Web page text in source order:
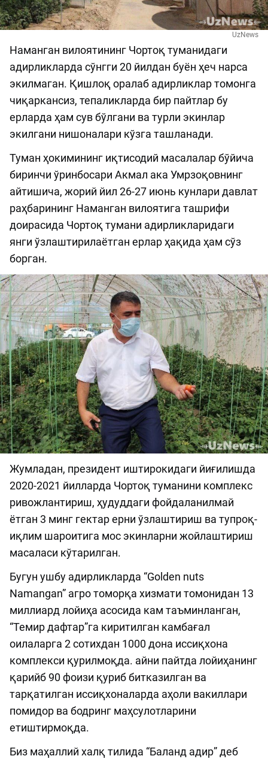
UzNews
Наманган вилоятининг Чортоқ туманидаги
адирликларда сўнгги 20 йилдан буён ҳеч нарса
экилмаган. Қишлоқ оралаб адирликлар томонга
чиқаркансиз, тепаликларда бир пайтлар бу
ерларда ҳам сув бўлгани ва турли экинлар
экилгани нишоналари кўзга ташланади.
Туман ҳокимининг иқтисодий масалалар бўйича
биринчи ўринбосари Акмал ака Умрзоқовнинг
айтишича, жорий йил 26-27 июнь кунлари давлат
раҳбарининг Наманган вилоятига ташрифи
доирасида Чортоқ тумани адирликларидаги
янги ўзлаштирилаётган ерлар ҳақида ҳам сўз
борган.
Жумладан, президент иштирокидаги йиғилишда
2020-2021 йилларда Чортоқ туманини комплекс
ривожлантириш, ҳудуддаги фойдаланилмай
ётган 3 минг гектар ерни ўзлаштириш ва тупроқ-
иқлим шароитига мос экинларни жойлаштириш
масаласи кўтарилган.
Бугун ушбу адирликларда “Golden nuts
Namangan” агро томорқа хизмати томонидан 13
миллиард лойиҳа асосида кам таъминланган,
“Темир дафтар”га киритилган камбағал
оилаларга 2 сотихдан 1000 дона иссиқхона
комплекси қурилмоқда. айни пайтда лойиҳанинг
қарийб 90 фоизи қуриб битказилган ва
тарқатилган иссиқхоналарда аҳоли вакиллари
помидор ва бодринг маҳсулотларини
етиштирмоқда.
Биз маҳаллий халқ тилида “Баланд адир” деб